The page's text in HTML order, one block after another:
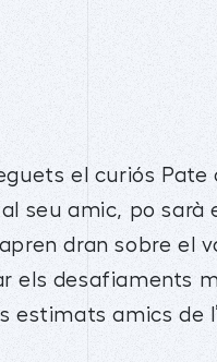
el curiós
seu amic, po sarà
dran sobre el
els desafiaments
estimats amics de